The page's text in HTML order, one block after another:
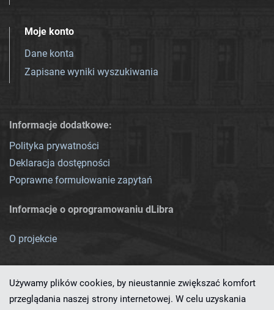
Moje konto
Dane konta
Zapisane wyniki wyszukiwania
Informacje dodatkowe:
Polityka prywatności
Deklaracja dostępności
Poprawne formułowanie zapytań
Informacje o oprogramowaniu dLibra
O projekcie
Używamy plików cookies, by nieustannie zwiększać komfort
przeglądania naszej strony internetowej. W celu uzyskania